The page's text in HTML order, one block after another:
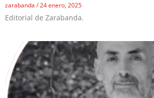
zarabanda 24 enero, 2025
Editorial de Zarabanda.